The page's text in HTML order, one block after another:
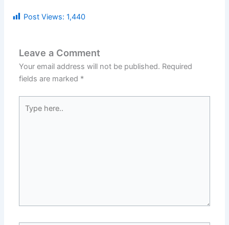
Post Views: 1,440
Leave a Comment
Your email address will not be published. Required
fields are marked *
here..